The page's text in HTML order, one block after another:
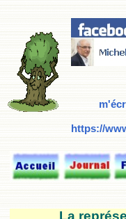
https://
La